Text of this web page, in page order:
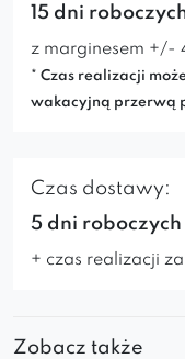
15 dni
z marginesem +/-
* Czas realizacji
wakacyjną przerwą
Czas dostawy:
5 dni roboczych
+ czas realizacji
Zobacz także